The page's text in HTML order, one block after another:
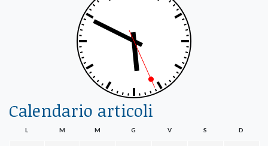
Calendario articoli
L M M G V S D